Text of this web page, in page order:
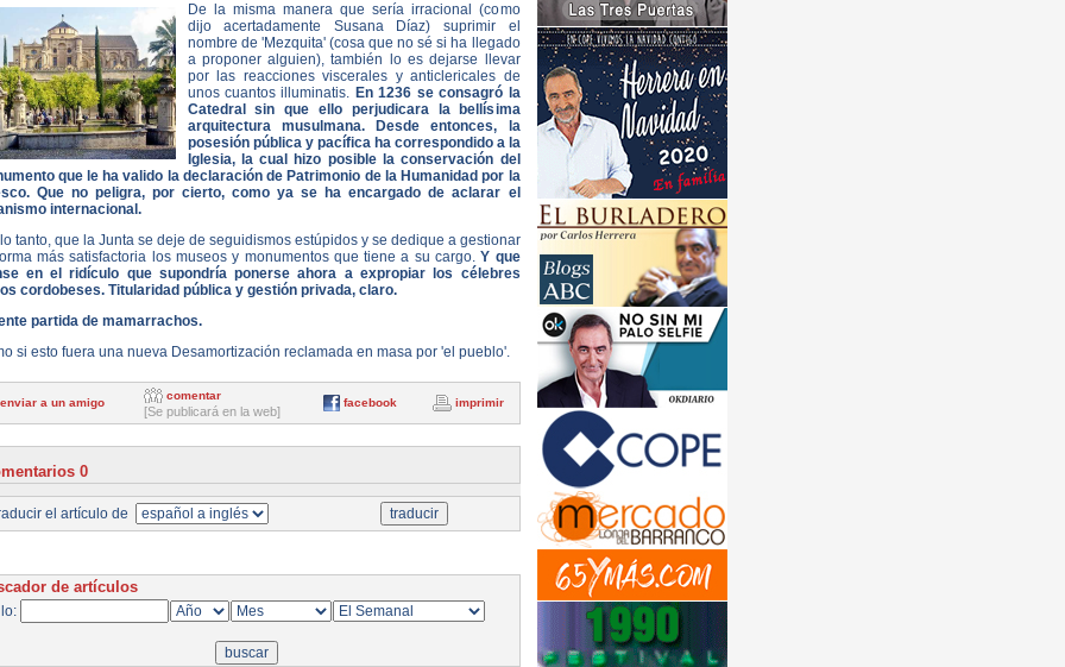
De la misma manera que sería irracional (como
dijo acertadamente Susana Díaz) suprimir el
nombre de 'Mezquita' (cosa que no sé si ha llegado
a proponer alguien), también lo es dejarse llevar
por las reacciones viscerales y anticlericales de
unos cuantos illuminatis. En 1236 se consagró la
Catedral sin que ello perjudicara la bellísima
arquitectura musulmana. Desde entonces, la
posesión pública y pacífica ha correspondido a la
Iglesia, la cual hizo posible la conservación del
que le ha valido la declaración de Patrimonio de la Humanidad por la
Que no peligra, por cierto, como ya se ha encargado de aclarar el
internacional.
tanto, que la Junta se deje de seguidismos estúpidos y se dedique a gestionar
más satisfactoria los museos y monumentos que tiene a su cargo.Y que
en el ridículo que supondría ponerse ahora a expropiar los célebres
cordobeses. Titularidad pública y gestión privada, claro.
partida de mamarrachos.
si esto fuera una nueva Desamortización reclamada en masa por 'el pueblo'.
enviar a un amigo
comentar
[Se publicará en la web]
facebook imprimir
0
el artículo de
de artículos